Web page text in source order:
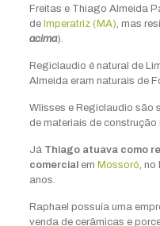
Freitas e Thiago Almeida
de Imperatriz (MA), mas
acima).
Regiclaudio é natural de
Almeida eram naturais de
Wlisses e Regiclaudio são
de materiais de construção
Já Thiago atuava como
comercialem Mossoró, no
anos.
Raphael possuía uma
venda de cerâmicas e